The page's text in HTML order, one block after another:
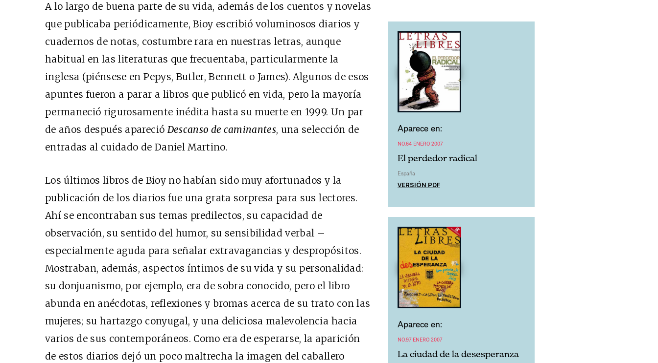
A lo largo de buena parte de su vida, además de los cuentos y novelas
que publicaba periódicamente, Bioy escribió voluminosos diarios y
cuadernos de notas, costumbre rara en nuestras letras, aunque
habitual en las literaturas que frecuentaba, particularmente la
inglesa (piénsese en Pepys, Butler, Bennett o James). Algunos de esos
apuntes fueron a parar a libros que publicó en vida, pero la mayoría
permaneció rigurosamente inédita hasta su muerte en 1999. Un par
de años después apareció Descanso de caminantes, una selección de
entradas al cuidado de Daniel Martino.
Los últimos libros de Bioy no habían sido muy afortunados y la
publicación de los diarios fue una grata sorpresa para sus lectores.
Ahí se encontraban sus temas predilectos, su capacidad de
observación, su sentido del humor, su sensibilidad verbal –
especialmente aguda para señalar extravagancias y despropósitos.
Mostraban, además, aspectos íntimos de su vida y su personalidad:
su donjuanismo, por ejemplo, era de sobra conocido, pero el libro
abunda en anécdotas, reflexiones y bromas acerca de su trato con las
mujeres; su hartazgo conyugal, y una deliciosa malevolencia hacia
varios de sus contemporáneos. Como era de esperarse, la aparición
de estos diarios dejó un poco maltrecha la imagen del caballero
Aparece en:
NO.64 ENERO 2007
El perdedor radical
España
VERSIÓN PDF
Aparece en:
NO.97 ENERO 2007
La ciudad de la desesperanza